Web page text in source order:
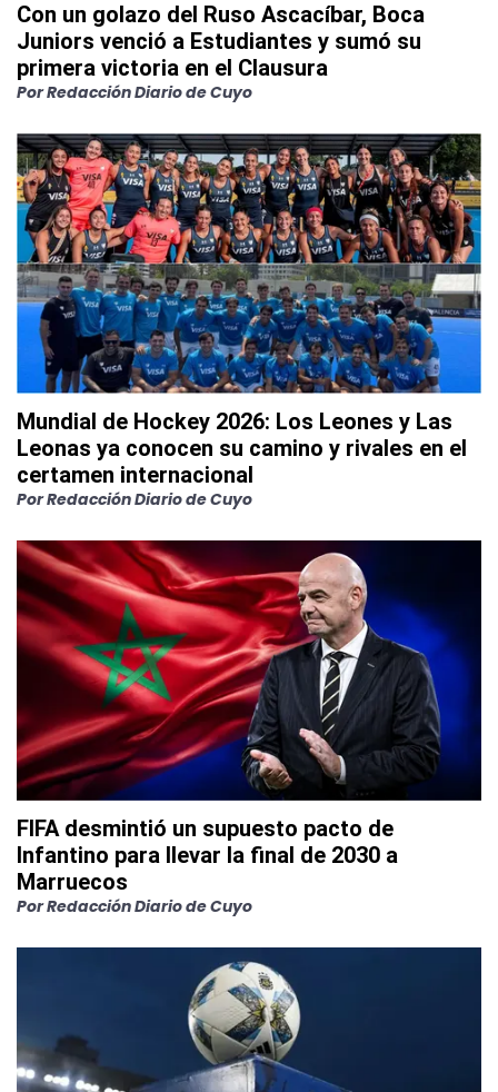
Con un golazo del Ruso Ascacíbar, Boca
Juniors venció a Estudiantes y sumó su
primera victoria en el Clausura
PorRedacción Diario de Cuyo
Mundial de Hockey 2026: Los Leones y Las
Leonas ya conocen su camino y rivales en el
certamen internacional
PorRedacción Diario de Cuyo
FIFA desmintió un supuesto pacto de
Infantino para llevar la final de 2030 a
Marruecos
PorRedacción Diario de Cuyo